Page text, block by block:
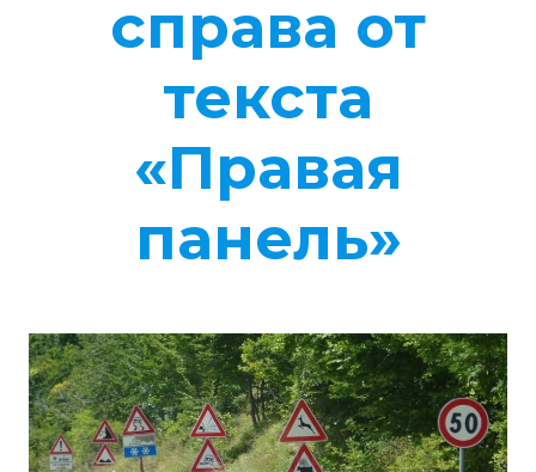
справа от
текста
«Правая
панель»